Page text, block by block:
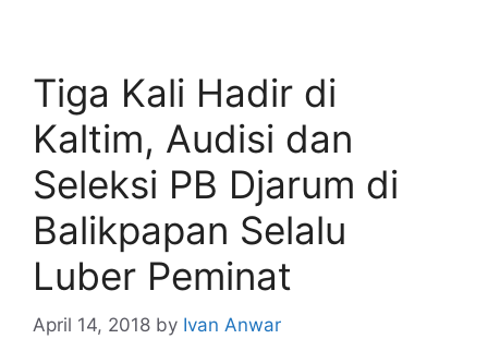
Tiga Kali Hadir di
Kaltim, Audisi dan
Seleksi PB Djarum di
Balikpapan Selalu
Luber Peminat
April 14, 2018 by Ivan Anwar